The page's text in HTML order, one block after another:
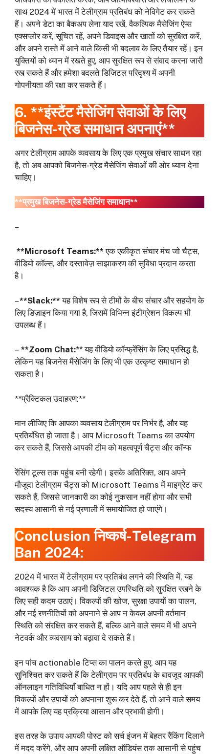
साथ 2024 में भारत में टेलीग्राम प्रतिबंध को नेविगेट कर सकते
हैं। अपने डेटा का बैकअप लेना याद रखें, वैकल्पिक मैसेजिंग ऐप्स
एक्सप्लोर करें, सूचित रहें, अपने डिवाइस और खातों को सुरक्षित करें,
और अपने रास्ते में आने वाले किसी भी बदलाव के लिए तैयार रहें। इन
युक्तियों को ध्यान में रखते हुए, आप सुरक्षित रूप से संवाद करना जारी
रख सकते हैं और हमेशा बदलते डिजिटल परिदृश्य में अपनी
गोपनीयता की रक्षा कर सकते हैं।
6. **इंस्टैंट मैसेजिंग सेवाओं के लिए
बिजनेस-ग्रेड समाधान अपनाएं**
अगर टेलीग्राम आपके व्यवसाय के लिए एक प्रमुख संचार साधन रहा
है, तो अब आपको बिजनेस-ग्रेड मैसेजिंग सेवाओं की ओर ध्यान देना
चाहिए।
**प्रमुख बिजनेस-ग्रेड मैसेजिंग समाधान**
–
**Microsoft Teams:** एक एकीकृत संचार मंच जो चैट्स,
वीडियो कॉल्स, और दस्तावेज़ साझाकरण की सुविधा प्रदान करता
है।
–**Slack:**यह विशेष रूप से टीमों के बीच संचार और सहयोग के
लिए डिज़ाइन किया गया है, जिसमें विभिन्न इंटीग्रेशन विकल्प भी
उपलब्ध हैं।
– **Zoom Chat:** यह वीडियो कॉन्फ्रेंसिंग के लिए प्रसिद्ध है,
लेकिन यह बिजनेस मैसेजिंग के लिए भी एक उत्कृष्ट समाधान हो
सकता है।
**प्रैक्टिकल उदाहरण:**
मान लीजिए कि आपका व्यवसाय टेलीग्राम पर निर्भर है, और यह
प्रतिबंधित हो जाता है। आप Microsoft Teams का उपयोग
कर सकते हैं, जिससे आपकी टीम को महत्वपूर्ण चैट्स और कॉन्फ
रेंसिंग टूल्स तक पहुंच बनी रहेगी। इसके अतिरिक्त, आप अपने
मौजूदा टेलीग्राम चैट्स को Microsoft Teams में माइग्रेट कर
सकते हैं, जिससे जानकारी का कोई नुकसान नहीं होगा और सभी
सदस्य आसानी से नई प्रणाली में समायोजित हो जाएंगे।
Conclusion निष्कर्ष-Telegram
Ban 2024:
2024 में भारत में टेलीग्राम पर प्रतिबंध लगने की स्थिति में, यह
आवश्यक है कि आप अपनी डिजिटल उपस्थिति को सुरक्षित रखने के
लिए सही कदम उठाएं। विकल्पों की खोज, सुरक्षा उपायों का पालन,
और नई रणनीतियों को अपनाने से आप न केवल अपनी वर्तमान
स्थिति को संरक्षित कर सकते हैं, बल्कि आने वाले समय में भी अपने
नेटवर्क और व्यवसाय को बढ़ावा दे सकते हैं।
इन पांच actionable टिप्स का पालन करते हुए, आप यह
सुनिश्चित कर सकते हैं कि टेलीग्राम पर प्रतिबंध के बावजूद आपकी
ऑनलाइन गतिविधियाँ बाधित न हों। यदि आप पहले से ही इन
विकल्पों और उपायों को अपनाना शुरू कर देते हैं, तो आने वाले समय
में आपके लिए यह प्रक्रिया आसान और प्रभावी होगी।
इस तरह के उपाय आपकी पोस्ट को सर्च इंजन में बेहतर रैंकिंग दिलाने
में मदद करेंगे, और आप अपनी लक्षित ऑडियंस तक आसानी से पहुंच